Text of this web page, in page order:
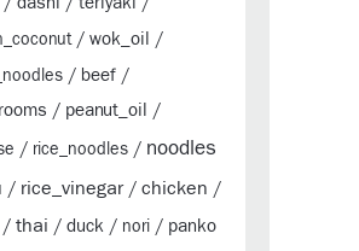
/ wok_oil /
/ beef /
/ peanut_oil /
/ rice_noodles / noodles
/ rice_vinegar/ chicken /
/ thai / duck / nori / panko